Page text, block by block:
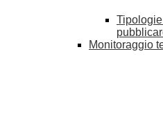
Monitoraggio